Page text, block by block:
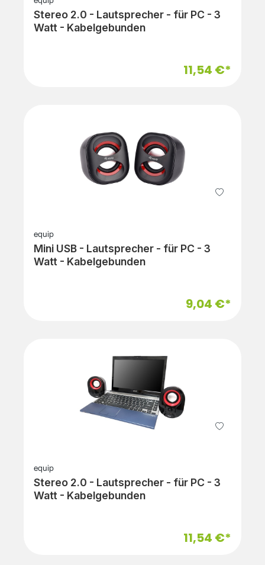
Stereo 2.0 - Lautsprecher - für PC - 3
Watt - Kabelgebunden
11,54 €*
equip
Mini USB - Lautsprecher - für PC - 3
Watt - Kabelgebunden
9,04 €*
equip
Stereo 2.0 - Lautsprecher - für PC - 3
Watt - Kabelgebunden
11,54 €*